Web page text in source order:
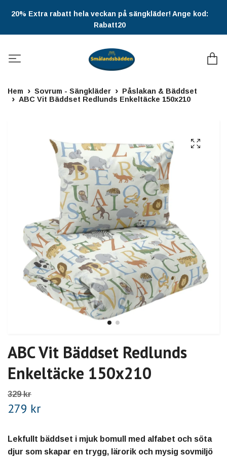
20% Extra rabatt hela veckan på sängkläder! Ange kod:
Rabatt20
Hem Sovrum - Sängkläder
Påslakan & Bäddset
ABC Vit Bäddset Redlunds Enkeltäcke 150x210
ABC Vit Bäddset Redlunds
Enkeltäcke 150x210
329 kr
279 kr
Lekfullt bäddset i mjuk bomull med alfabet och söta
djur som skapar en trygg, lärorik och mysig sovmiljö